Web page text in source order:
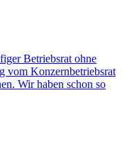
Betriebsrat ohne
vom Konzernbetriebsrat
Wir haben schon so